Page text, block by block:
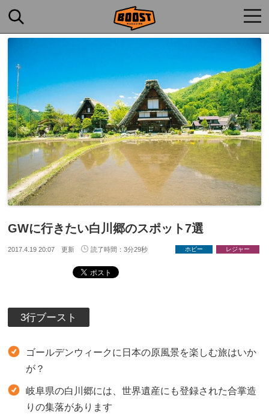
GWに行きたい白川郷のスポット7選
2017.4.19 20:07 更新 読了時間：3分29秒 ホビー レジャー
3行ブースト
ゴールデンウィークに日本の原風景を楽しむ旅はいか
が？
岐阜県の白川郷には、世界遺産にも登録された合掌造
りの集落があります